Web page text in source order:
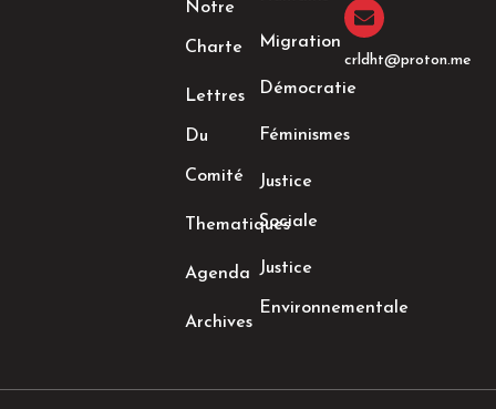
Notre
Charte
Lettres
Du
Comité
Thematiques
Agenda
Archives
Migration
Démocratie
Féminismes
Justice
Sociale
Justice
Environnementale
crldht@proton.me